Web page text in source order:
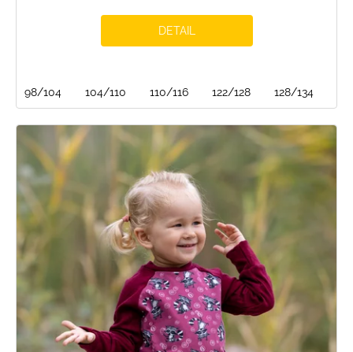
DETAIL
98/104 104/110 110/116 122/128 128/134